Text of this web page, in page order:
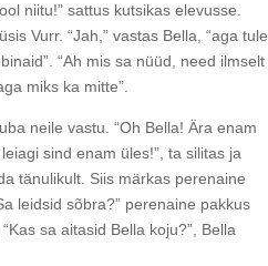
niitu!” sattus kutsikas elevusse.
Vurr. “Jah,” vastas Bella, “aga tule
“Ah mis sa nüüd, need ilmselt
miks ka mitte”.
neile vastu. “Oh Bella! Ära enam
sind enam üles!”, ta silitas ja
tänulikult. Siis märkas perenaine
leidsid sõbra?” perenaine pakkus
sa aitasid Bella koju?”, Bella